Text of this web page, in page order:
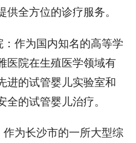
全方位的诊疗服务。
作为国内知名的高等学
医院在生殖医学领域有
进的试管婴儿实验室和
的试管婴儿治疗。
为长沙市的一所大型综